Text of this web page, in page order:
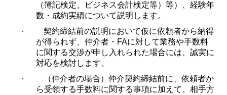
（簿記検定、ビジネス会計検定等）等）、経験年
数・成約実績について説明します。
·
契約締結前の説明において仮に依頼者から納得
が得られず、仲介者・ FAに対して業務や手数料
に関する交渉が申し入れられた場合には、誠実に
対応を検討します。
·
（仲介者の場合）仲介契約締結前に、依頼者か
ら受領する手数料に関する事項に加えて、相手方